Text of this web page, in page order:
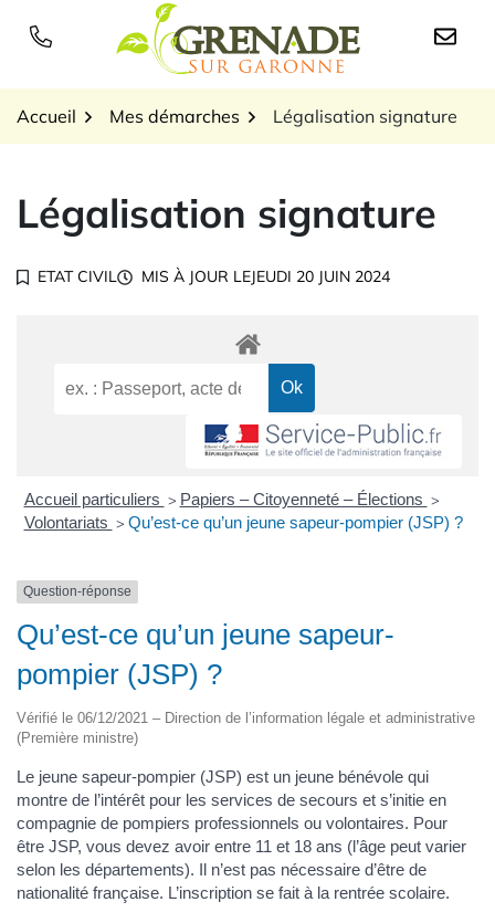
Logo Grenade sur
Accueil Mes démarches Légalisation signature
Légalisation signature
ETAT CIVIL MIS À JOUR LEJEUDI 20 JUIN 2024
Accueil particuliers > Papiers – Citoyenneté – Élections >
Volontariats > Qu’est-ce qu’un jeune sapeur-pompier (JSP) ?
Question-réponse
Qu’est-ce qu’un jeune sapeur-
pompier (JSP) ?
Vérifié le 06/12/2021 – Direction de l’information légale et administrative
(Première ministre)
Le jeune sapeur-pompier (JSP) est un jeune bénévole qui
montre de l’intérêt pour les services de secours et s’initie en
compagnie de pompiers professionnels ou volontaires. Pour
être JSP, vous devez avoir entre 11 et 18 ans (l’âge peut varier
selon les départements). Il n’est pas nécessaire d’être de
nationalité française. L’inscription se fait à la rentrée scolaire.